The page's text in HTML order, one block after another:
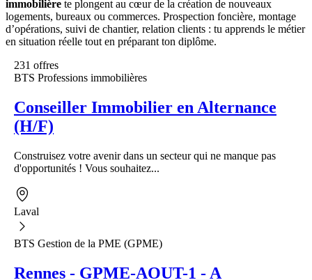
immobilière te plongent au cœur de la création de nouveaux
logements, bureaux ou commerces. Prospection foncière, montage
d’opérations, suivi de chantier, relation clients : tu apprends le métier
en situation réelle tout en préparant ton diplôme.
231 offres
BTS Professions immobilières
Conseiller Immobilier en Alternance
(H/F)
Construisez votre avenir dans un secteur qui ne manque pas
d'opportunités ! Vous souhaitez...
Laval
BTS Gestion de la PME (GPME)
Rennes - GPME-AOUT-1 - A